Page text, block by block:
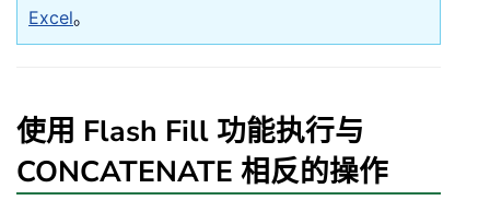
Excel。
使用 Flash Fill 功能执行与
CONCATENATE 相反的操作